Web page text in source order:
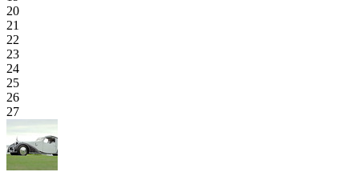
20
21
22
23
24
25
26
27